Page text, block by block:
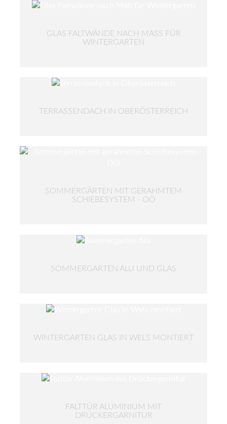
GLAS FALTWÄNDE NACH MASS FÜR W
INTERGARTEN
TERRASSENDACH IN OBERÖSTERREICH
SOMMERGÄRTEN MIT GERAHMTEM
SCHIEBESYSTEM - OÖ
SOMMERGARTEN ALU UND GLAS
WINTERGARTEN GLAS IN WELS MONTIERT
FALTTÜR ALUMINIUM MIT
DRÜCKERGARNITUR